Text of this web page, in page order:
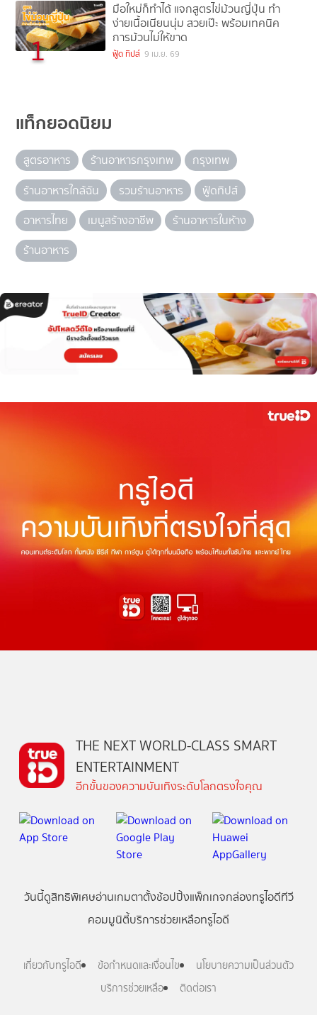
1
มือใหม่ก็ทำได้ แจกสูตรไข่ม้วนญี่ปุ่น ทำ
ง่ายเนื้อเนียนนุ่ม สวยเป๊ะ พร้อมเทคนิค
การม้วนไม่ให้ขาด
ฟู้ด ทิปส์ 9 เม.ย. 69
แท็กยอดนิยม
สูตรอาหาร ร้านอาหารกรุงเทพ
กรุงเทพ
ร้านอาหารใกล้ฉัน
รวมร้านอาหาร
ฟู้ดทิปส์
อาหารไทย
เมนูสร้างอาชีพ
ร้านอาหารในห้าง
ร้านอาหาร
THE NEXT WORLD-CLASS SMART
ENTERTAINMENT
อีกขั้นของความบันเทิงระดับโลกตรงใจคุณ
วันนี้ดูสิทธิพิเศษอ่านเกมตาตั้งช้อปปิ้งแพ็กเกจกล่องทรูไอดีทีวี
คอมมูนิตี้บริการช่วยเหลือทรูไอดี
เกี่ยวกับทรูไอดี ข้อกำหนดและเงื่อนไข
นโยบายความเป็นส่วนตัว
บริการช่วยเหลือ
ติดต่อเรา